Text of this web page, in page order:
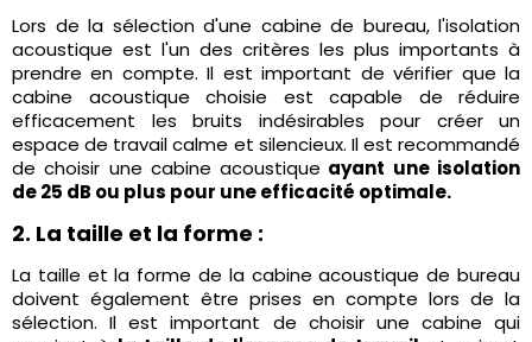
Lors de la sélection d'une cabine de bureau, l'isolation
acoustique est l'un des critères les plus importants à
prendre en compte. Il est important de vérifier que la
cabine acoustique choisie est capable de réduire
efficacement les bruits indésirables pour créer un
espace de travail calme et silencieux. Il est recommandé
de choisir une cabine acoustique ayant une isolation
de 25 dB ou plus pour une efficacité optimale.
2. La taille et la forme :
La taille et la forme de la cabine acoustique de bureau
doivent également être prises en compte lors de la
sélection. Il est important de choisir une cabine qui